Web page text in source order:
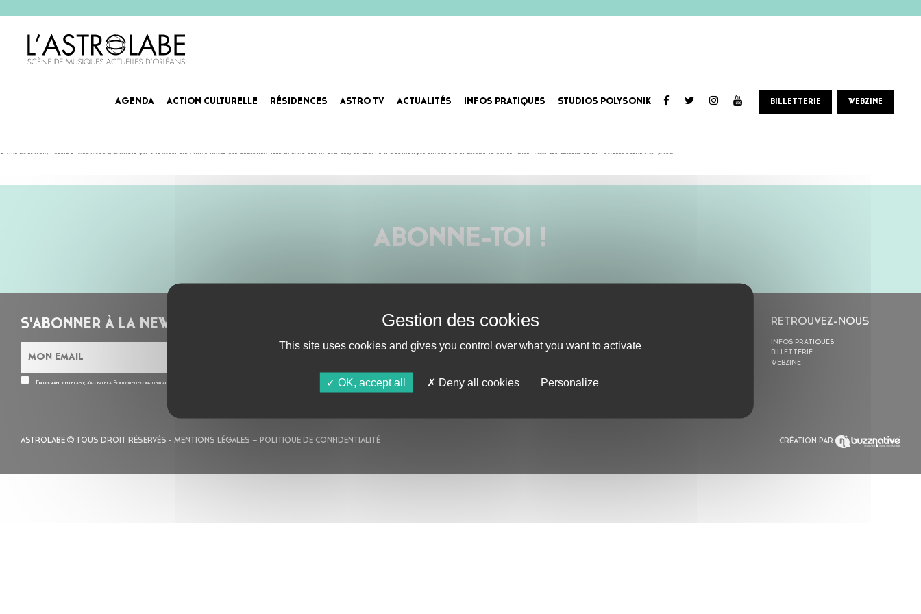
AGENDA ACTION CULTURELLE RÉSIDENCES ASTRO TV ACTUALITÉS INFOS PRATIQUES STUDIOS POLYSONIK BILLETTERIE WEBZINE
Entre exaltation, poésie et mélancolie, l’artiste qui cite aussi bien King Krule que Sébastien Tellier dans ses influences, développe une esthétique singulière et exigeante qui le place parmi les leaders de la nouvelle scène française.
ABONNE-TOI !
S'ABONNER À LA NEWSLETTER
En cochant cette case, j’accepte la Politique de confidentialité
AU PROGRAMME
AGENDA
ACTION CULTURELLE
RETROUVEZ-NOUS
INFOS PRATIQUES
BILLETTERIE
WEBZINE
ASTROLABE TOUS DROIT RÉSERVÉS - MENTIONS LÉGALES – POLITIQUE DE CONFIDENTIALITÉ CRÉATION PAR
This site uses cookies and gives you control over what you want to activate
OK, accept all Deny all cookies Personalize